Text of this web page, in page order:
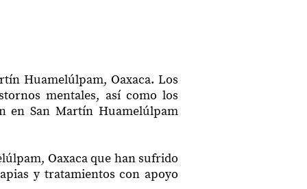
Huamelúlpam, Oaxaca. Los
mentales, así como los
en San Martín Huamelúlpam
Oaxaca que han sufrido
y tratamientos con apoyo